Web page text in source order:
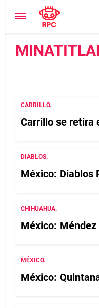
CARRILLO.
Carrillo se retira
DIABLOS.
México: Diablos
CHIHUAHUA.
México:
MÉXICO.
México: